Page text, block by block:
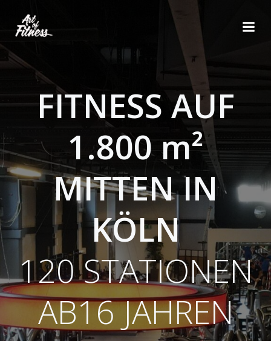
FITNESS AUF
1.800 m²
MITTEN IN
KÖLN
120 STATIONEN
AB16 JAHREN